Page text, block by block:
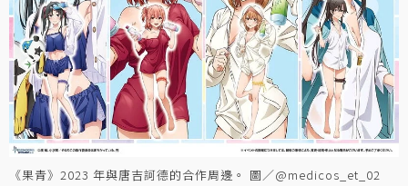
《果青》2023 年與唐吉訶德的合作周邊。 圖／@medicos_et_02